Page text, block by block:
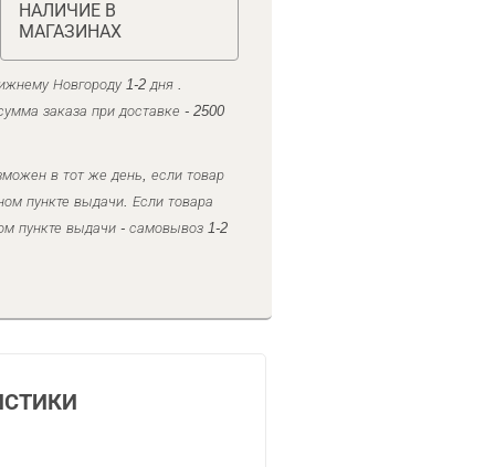
НАЛИЧИЕ В
МАГАЗИНАХ
Новгороду 1-2 дня .
заказа при доставке - 2500
в тот же день, если товар
пункте выдачи. Если товара
пункте выдачи - самовывоз 1-2